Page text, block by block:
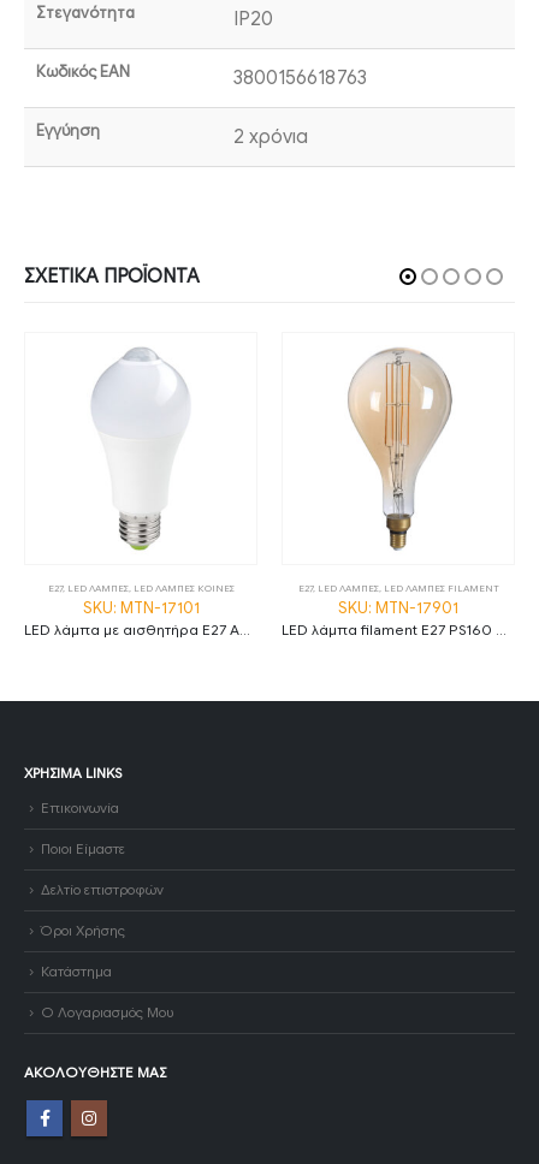
Στεγανότητα IP20
Κωδικός EAN 3800156618763
Εγγύηση 2 χρόνια
ΣΧΕΤΙΚΆ ΠΡΟΪΌΝΤΑ
E27, LED ΛΑΜΠΕΣ, LED ΛΑΜΠΕΣ ΚΟΙΝΕΣ
SKU: MTN-17101
E27, LED ΛΑΜΠΕΣ, LED ΛΑΜΠΕΣ FILAMENT
SKU: MTN-17901
ΧΡΉΣΙΜΑ LINKS
Επικοινωνία
Ποιοι Είμαστε
Δελτίο επιστροφών
Όροι Χρήσης
Κατάστημα
Ο Λογαριασμός Μου
ΑΚΟΛΟΥΘΉΣΤΕ ΜΑΣ